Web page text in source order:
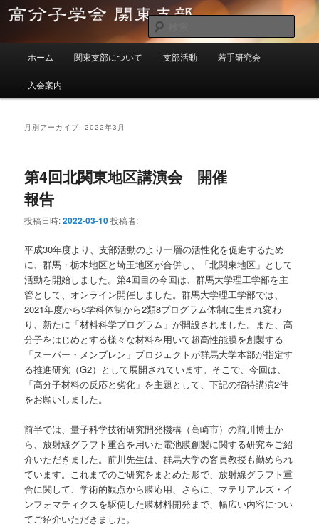
メ
ン
サ
ツ
高分子学会関東支部
索
ホーム 関東支部について 支部活動 若手研究会
入会案内
月別アーカイブ:2022年3月
第4回北関東地区講演会 開催
報告
投稿日時:2022-03-10投稿者:
平成30年度より、支部活動のより一層の活性化を促進するため
に、群馬・栃木地区と埼玉地区が合併し、「北関東地区」として
活動を開始しました。第4回目の今回は、群馬大学理工学部を主
管として、オンライン開催しました。群馬大学理工学部では、
2021年度から5学科体制から2類8プログラム体制に生まれ変わ
り、新たに「材料科学プログラム」が開設されました。また、高
分子をはじめとする様々な材料を用いて超高性能膜を創製する
「スーパー・メンブレン」プロジェクトが群馬大学本部が指定す
る推進研究（G2）として展開されています。そこで、今回は、
「高分子材料の反応と劣化」を主題として、下記の招待講演2件
をお願いしました。
前半では、量子科学技術研究開発機構（高崎市）の前川博士か
ら、放射線グラフト重合を用いた電池膜創製に関する研究をご紹
介いただきました。前川先生は、群馬大学の客員教授も勤められ
ています。これまでのご研究をまとめた形で、放射線グラフト重
合に関して、学術的観点から膜応用、さらに、マテリアルズ・イ
ンフォマティクスを駆使した膜材料開発まで、幅広い内容につい
てご紹介いただきました。